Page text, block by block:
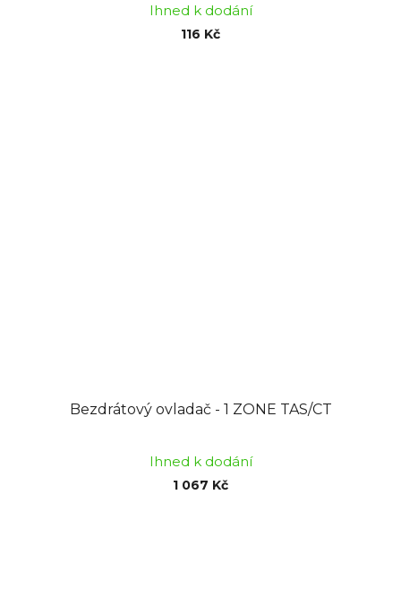
Ihned k dodání
116 Kč
Bezdrátový ovladač - 1 ZONE TAS/CT
Ihned k dodání
1 067 Kč